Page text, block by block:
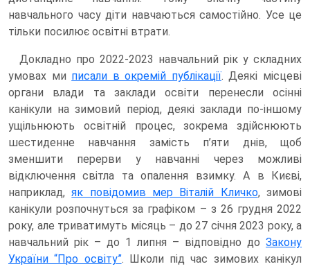
навчального часу діти навчаються самостійно. Усе це
тільки посилює освітні втрати.
Докладно про 2022-2023 навчальний рік у складних
умовах ми писали в окремій публікації. Деякі місцеві
органи влади та заклади освіти перенесли осінні
канікули на зимовий період, деякі заклади по-іншому
ущільнюють освітній процес, зокрема здійснюють
шестиденне навчання замість п’яти днів, щоб
зменшити перерви у навчанні через можливі
відключення світла та опалення взимку. А в Києві,
наприклад,як повідомив мер Віталій Кличко, зимові
канікули розпочнуться за графіком – з 26 грудня 2022
року, але триватимуть місяць – до 27 січня 2023 року, а
навчальний рік – до 1 липня – відповідно до Закону
України “Про освіту”. Школи під час зимових канікул